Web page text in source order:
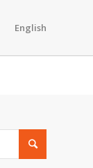
English